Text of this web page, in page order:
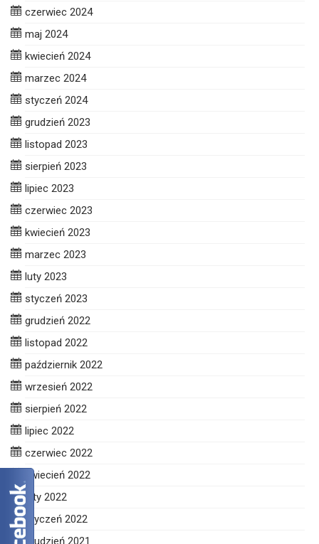
czerwiec 2024
maj 2024
kwiecień 2024
marzec 2024
styczeń 2024
grudzień 2023
listopad 2023
sierpień 2023
lipiec 2023
czerwiec 2023
kwiecień 2023
marzec 2023
luty 2023
styczeń 2023
grudzień 2022
listopad 2022
październik 2022
wrzesień 2022
sierpień 2022
lipiec 2022
czerwiec 2022
kwiecień 2022
luty 2022
styczeń 2022
grudzień 2021